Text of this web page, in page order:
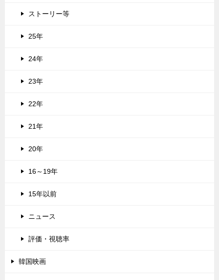
ストーリー等
25年
24年
23年
22年
21年
20年
16～19年
15年以前
ニュース
評価・視聴率
韓国映画